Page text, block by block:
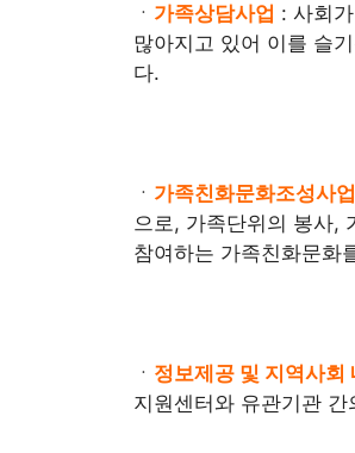
ㆍ 가족상담사업 : 사회
많아지고 있어 이를 슬
다.
ㆍ 가족친화문화조성사업
으로, 가족단위의 봉사,
참여하는 가족친화문화
ㆍ 정보제공 및 지역사회
지원센터와 유관기관